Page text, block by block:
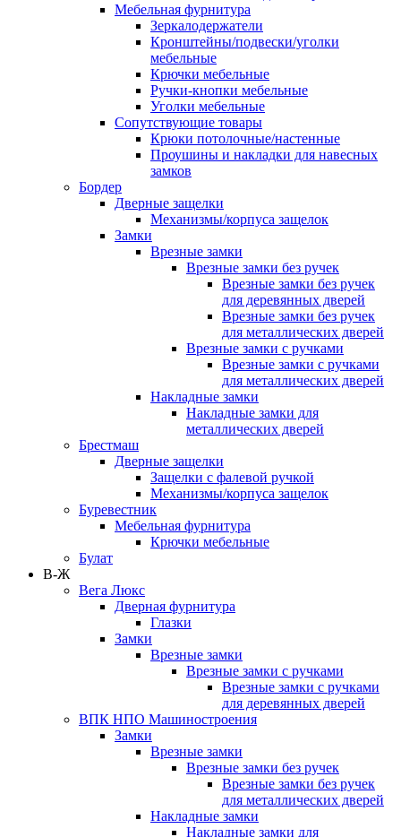
Мебельная фурнитура
Зеркалодержатели
Кронштейны/подвески/уголки
мебельные
Крючки мебельные
Ручки-кнопки мебельные
Уголки мебельные
Сопутствующие товары
Крюки потолочные/настенные
Проушины и накладки для навесных
замков
Бордер
Дверные защелки
Механизмы/корпуса защелок
Замки
Врезные замки
Врезные замки без ручек
Врезные замки без ручек
для деревянных дверей
Врезные замки без ручек
для металлических дверей
Врезные замки с ручками
Врезные замки с ручками
для металлических дверей
Накладные замки
Накладные замки для
металлических дверей
Брестмаш
Дверные защелки
Защелки с фалевой ручкой
Механизмы/корпуса защелок
Буревестник
Мебельная фурнитура
Крючки мебельные
Булат
В-Ж
Вега Люкс
Дверная фурнитура
Глазки
Замки
Врезные замки
Врезные замки с ручками
Врезные замки с ручками
для деревянных дверей
ВПК НПО Машиностроения
Замки
Врезные замки
Врезные замки без ручек
Врезные замки без ручек
для металлических дверей
Накладные замки
Накладные замки для